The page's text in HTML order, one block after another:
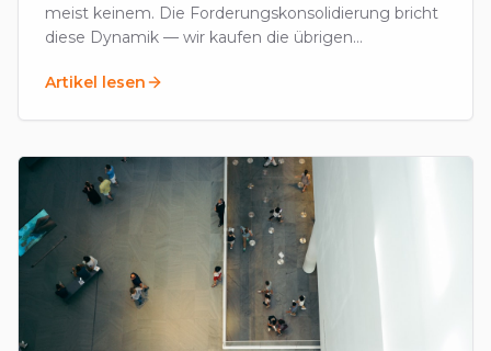
meist keinem. Die Forderungskonsolidierung bricht
diese Dynamik — wir kaufen die übrigen
Vereinbarung.
Artikel lesen